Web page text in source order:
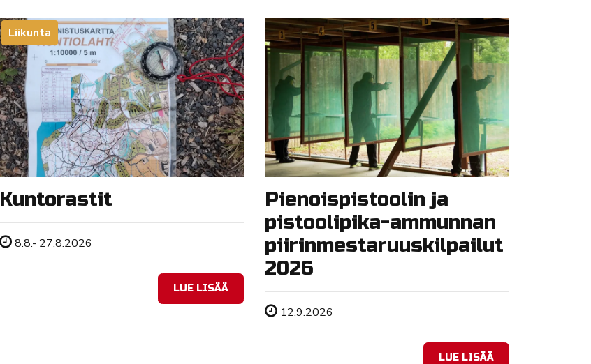
Liikunta
Kuntorastit
Tapahtuman ajankohta
8.8.- 27.8.2026
LUE LISÄÄ
Pienoispistoolin ja
pistoolipika-ammunnan
piirinmestaruuskilpailut
2026
Tapahtuman ajankohta
12.9.2026
LUE LISÄÄ